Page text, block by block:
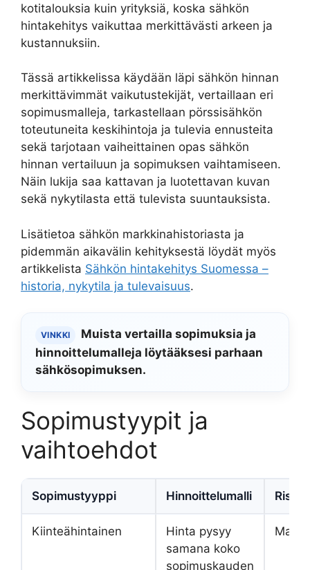
kotitalouksia kuin yrityksiä, koska sähkön
hintakehitys vaikuttaa merkittävästi arkeen ja
kustannuksiin.
Tässä artikkelissa käydään läpi sähkön hinnan
merkittävimmät vaikutustekijät, vertaillaan eri
sopimusmalleja, tarkastellaan pörssisähkön
toteutuneita keskihintoja ja tulevia ennusteita
sekä tarjotaan vaiheittainen opas sähkön
hinnan vertailuun ja sopimuksen vaihtamiseen.
Näin lukija saa kattavan ja luotettavan kuvan
sekä nykytilasta että tulevista suuntauksista.
Lisätietoa sähkön markkinahistoriasta ja
pidemmän aikavälin kehityksestä löydät myös
artikkelista Sähkön hintakehitys Suomessa –
historia, nykytila ja tulevaisuus.
VINKKI
Muista vertailla sopimuksia ja
hinnoittelumalleja löytääksesi parhaan
sähkösopimuksen.
Sopimustyypit ja
vaihtoehdot
Sopimustyyppi Hinnoittelumalli
Kiinteähintainen
Hinta pysyy
samana koko
sopimuskauden